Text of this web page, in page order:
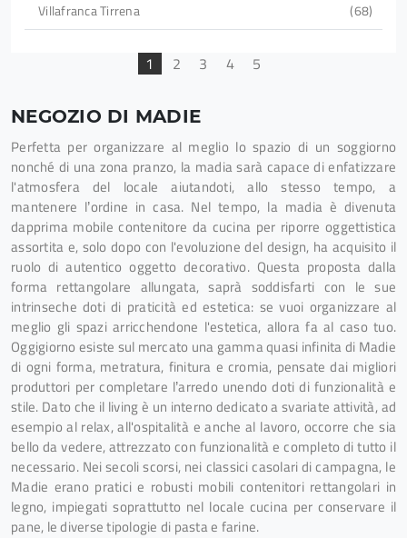
Villafranca Tirrena
68
1 2 3 4 5
NEGOZIO DI MADIE
Perfetta per organizzare al meglio lo spazio di un soggiorno
nonché di una zona pranzo, la madia sarà capace di enfatizzare
l'atmosfera del locale aiutandoti, allo stesso tempo, a
mantenere l’ordine in casa. Nel tempo, la madia è divenuta
dapprima mobile contenitore da cucina per riporre oggettistica
assortita e, solo dopo con l'evoluzione del design, ha acquisito il
ruolo di autentico oggetto decorativo. Questa proposta dalla
forma rettangolare allungata, saprà soddisfarti con le sue
intrinseche doti di praticità ed estetica: se vuoi organizzare al
meglio gli spazi arricchendone l'estetica, allora fa al caso tuo.
Oggigiorno esiste sul mercato una gamma quasi infinita di Madie
di ogni forma, metratura, finitura e cromia, pensate dai migliori
produttori per completare l’arredo unendo doti di funzionalità e
stile. Dato che il living è un interno dedicato a svariate attività, ad
esempio al relax, all'ospitalità e anche al lavoro, occorre che sia
bello da vedere, attrezzato con funzionalità e completo di tutto il
necessario. Nei secoli scorsi, nei classici casolari di campagna, le
Madie erano pratici e robusti mobili contenitori rettangolari in
legno, impiegati soprattutto nel locale cucina per conservare il
pane, le diverse tipologie di pasta e farine.